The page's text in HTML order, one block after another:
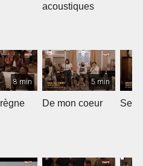
acoustiques
8 min 5 min
De mon coeur